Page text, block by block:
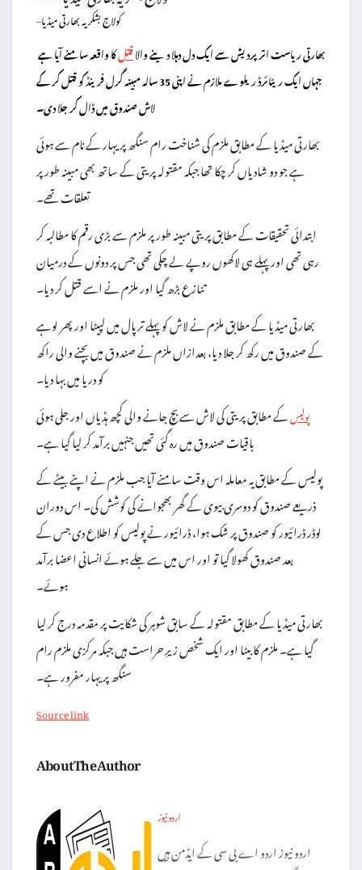
–کولاج بشکریہ بھارتی میڈیا
بھارتی ریاست اتر پردیش سے ایک دل دہلا دینے والاقتلکا واقعہ سامنے آیا ہے
جہاں ایک ریٹائرڈ ریلوے ملازم نے اپنی 35 سالہ مبینہ گرل فرینڈ کو قتل کر کے
لاش صندوق میں ڈال کر جلا دی۔
بھارتی میڈیا کے مطابق ملزم کی شناخت رام سنگھ پریہار کے نام سے ہوئی
ہے جو دو شادیاں کر چکا تھا جبکہ مقتولہ پریتی کے ساتھ بھی مبینہ طور پر
تعلقات تھے۔
ابتدائی تحقیقات کے مطابق پریتی مبینہ طور پر ملزم سے بڑی رقم کا مطالبہ کر
رہی تھی اور پہلے ہی لاکھوں روپے لے چکی تھی جس پر دونوں کے درمیان
تنازع بڑھ گیا اور ملزم نے اسے قتل کر دیا۔
بھارتی میڈیا کے مطابق ملزم نے لاش کو پہلے ترپال میں لپیٹا اور پھر لوہے
کے صندوق میں رکھ کر جلا دیا، بعدازاں ملزم نے صندوق میں بچنے والی راکھ
کو دریا میں بہا دیا۔
پولیسکے مطابق پریتی کی لاش سے بچ جانے والی کچھ ہڈیاں اور جلی ہوئی
باقیات صندوق میں رہ گئی تھیں جنہیں برآمد کر لیا گیا ہے۔
پولیس کے مطابق یہ معاملہ اس وقت سامنے آیا جب ملزم نے اپنے بیٹے کے
ذریعے صندوق کو دوسری بیوی کے گھر بھجوانے کی کوشش کی۔ اس دوران
لوڈر ڈرائیور کو صندوق پر شک ہوا، ڈرائیور نے پولیس کو اطلاع دی جس کے
بعد صندوق کھولا گیا تو اور اس میں سے جلے ہوئے انسانی اعضا برآمد
ہوئے۔
بھارتی میڈیا کے مطابق مقتولہ کے سابق شوہر کی شکایت پر مقدمہ درج کر لیا
گیا ہے۔ ملزم کا بیٹا اور ایک شخص زیرِ حراست ہیں جبکہ مرکزی ملزم رام
سنگھ پریہار مفرور ہے۔
Source link
About The Author
اردو نیوز
اردو نیوز اردو اے بی سی کے ایڈمن ہیں